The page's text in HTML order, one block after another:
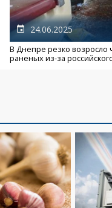
24.06.2025
В Днепре резко возросло
раненых из-за